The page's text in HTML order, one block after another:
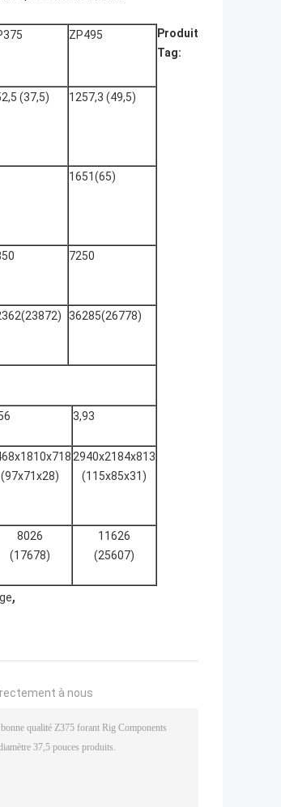
ZP495
(37,5) 1257,3 (49,5)
1651(65)
7250
36285(26778)
3,93
(97x71x28)
2940x2184x813
(115x85x31)
8026
(17678)
11626
(25607)
Produit
Tag:
,
à nous